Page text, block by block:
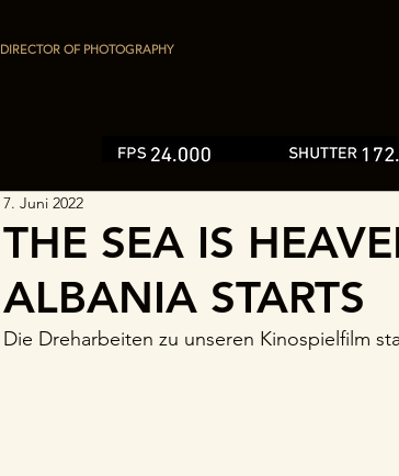
DIRECTOR OF PHOTOGRAPHY
THE SEA IS
ALBANIA STARTS
7. Juni 2022
Die Dreharbeiten zu unseren Kinospielfilm